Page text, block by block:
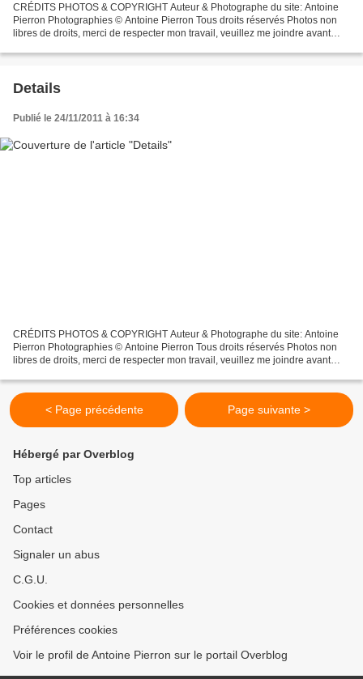
CRÉDITS PHOTOS & COPYRIGHT Auteur & Photographe du site: Antoine
Pierron Photographies © Antoine Pierron Tous droits réservés Photos non
libres de droits, merci de respecter mon travail, veuillez me joindre avant
Details
Publié le 24/11/2011 à 16:34
CRÉDITS PHOTOS & COPYRIGHT Auteur & Photographe du site: Antoine
Pierron Photographies © Antoine Pierron Tous droits réservés Photos non
libres de droits, merci de respecter mon travail, veuillez me joindre avant
< Page précédente Page suivante >
Hébergé par Overblog
Top articles
Pages
Contact
Signaler un abus
C.G.U.
Cookies et données personnelles
Préférences cookies
Voir le profil de Antoine Pierron sur le portail Overblog